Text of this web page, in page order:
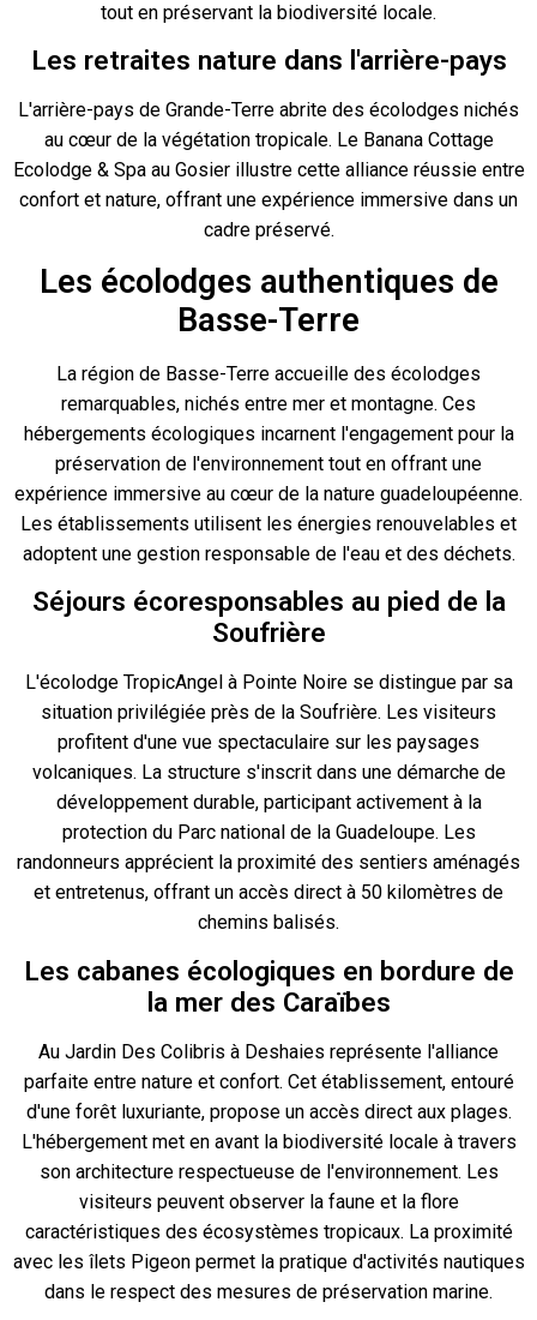
tout en préservant la biodiversité locale.
Les retraites nature dans l'arrière-pays
L'arrière-pays de Grande-Terre abrite des écolodges nichés
au cœur de la végétation tropicale. Le Banana Cottage
Ecolodge & Spa au Gosier illustre cette alliance réussie entre
confort et nature, offrant une expérience immersive dans un
cadre préservé.
Les écolodges authentiques de
Basse-Terre
La région de Basse-Terre accueille des écolodges
remarquables, nichés entre mer et montagne. Ces
hébergements écologiques incarnent l'engagement pour la
préservation de l'environnement tout en offrant une
expérience immersive au cœur de la nature guadeloupéenne.
Les établissements utilisent les énergies renouvelables et
adoptent une gestion responsable de l'eau et des déchets.
Séjours écoresponsables au pied de la
Soufrière
L'écolodge TropicAngel à Pointe Noire se distingue par sa
situation privilégiée près de la Soufrière. Les visiteurs
profitent d'une vue spectaculaire sur les paysages
volcaniques. La structure s'inscrit dans une démarche de
développement durable, participant activement à la
protection du Parc national de la Guadeloupe. Les
randonneurs apprécient la proximité des sentiers aménagés
et entretenus, offrant un accès direct à 50 kilomètres de
chemins balisés.
Les cabanes écologiques en bordure de
la mer des Caraïbes
Au Jardin Des Colibris à Deshaies représente l'alliance
parfaite entre nature et confort. Cet établissement, entouré
d'une forêt luxuriante, propose un accès direct aux plages.
L'hébergement met en avant la biodiversité locale à travers
son architecture respectueuse de l'environnement. Les
visiteurs peuvent observer la faune et la flore
caractéristiques des écosystèmes tropicaux. La proximité
avec les îlets Pigeon permet la pratique d'activités nautiques
dans le respect des mesures de préservation marine.